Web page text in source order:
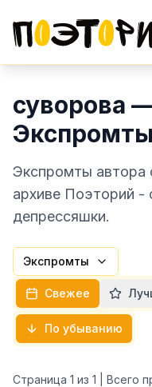
суворова
Экспромты
Экспромты
архиве Поэторий -
депрессяшки.
Экспромты
Свежее
По убыванию
Страница 1 из 1 | Всего